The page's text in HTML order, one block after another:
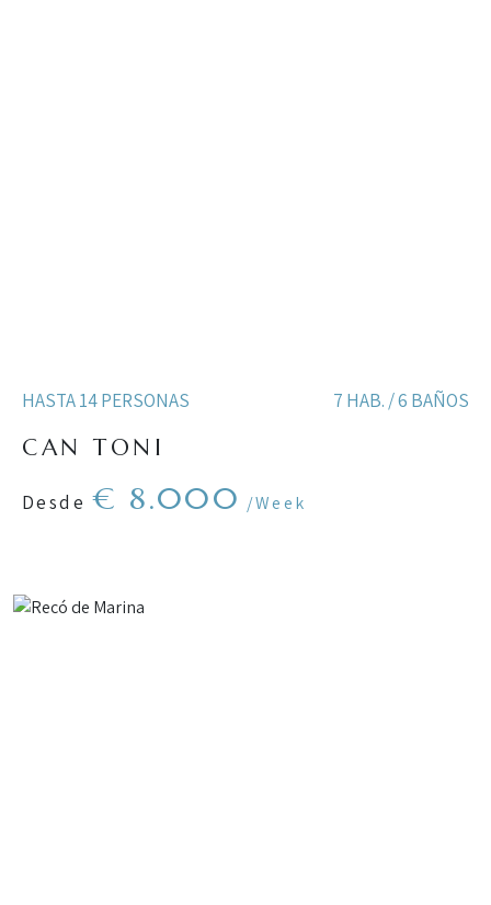
HASTA 14 PERSONAS 7 HAB. / 6 BAÑOS
CAN TONI
Desde € 8.000 /Week